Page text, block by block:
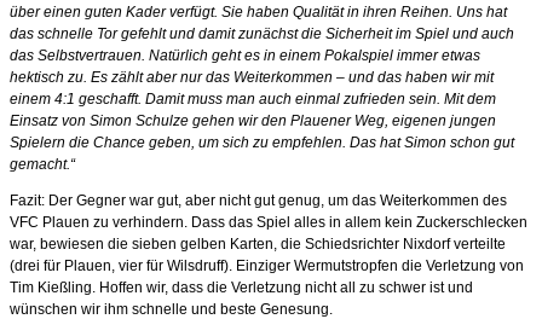
über einen guten Kader verfügt. Sie haben Qualität in ihren Reihen. Uns hat
das schnelle Tor gefehlt und damit zunächst die Sicherheit im Spiel und auch
das Selbstvertrauen. Natürlich geht es in einem Pokalspiel immer etwas
hektisch zu. Es zählt aber nur das Weiterkommen – und das haben wir mit
einem 4:1 geschafft. Damit muss man auch einmal zufrieden sein. Mit dem
Einsatz von Simon Schulze gehen wir den Plauener Weg, eigenen jungen
Spielern die Chance geben, um sich zu empfehlen. Das hat Simon schon gut
gemacht.“
Fazit: Der Gegner war gut, aber nicht gut genug, um das Weiterkommen des
VFC Plauen zu verhindern. Dass das Spiel alles in allem kein Zuckerschlecken
war, bewiesen die sieben gelben Karten, die Schiedsrichter Nixdorf verteilte
(drei für Plauen, vier für Wilsdruff). Einziger Wermutstropfen die Verletzung von
Tim Kießling. Hoffen wir, dass die Verletzung nicht all zu schwer ist und
wünschen wir ihm schnelle und beste Genesung.